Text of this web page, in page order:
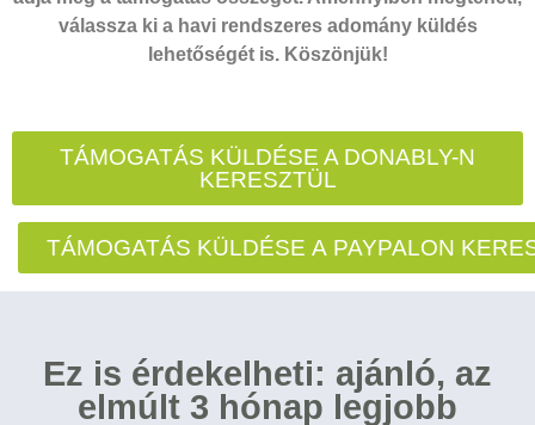
válassza ki a havi rendszeres adomány küldés
lehetőségét is. Köszönjük!
TÁMOGATÁS KÜLDÉSE A DONABLY-N
KERESZTÜL
TÁMOGATÁS KÜLDÉSE A PAYPALON
Ez is érdekelheti: ajánló, az
elmúlt 3 hónap legjobb